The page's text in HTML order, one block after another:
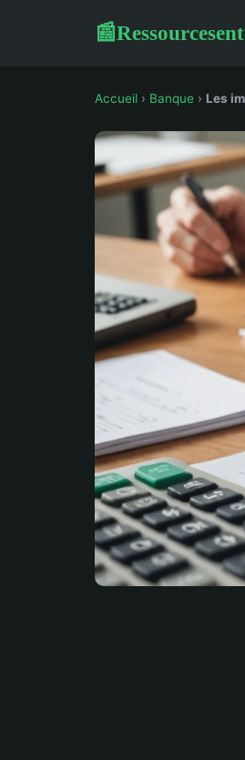
📰
Accueil › Banque › Les